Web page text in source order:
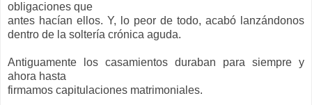
obligaciones que
antes hacían ellos. Y, lo peor de todo, acabó lanzándonos
dentro de la soltería crónica aguda.
Antiguamente los casamientos duraban para siempre y
ahora hasta
firmamos capitulaciones matrimoniales.